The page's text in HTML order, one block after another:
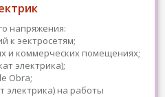
напряжения:
к эектросетям;
и коммерческих помещениях;
электрика);
Obra;
электрика) на работы